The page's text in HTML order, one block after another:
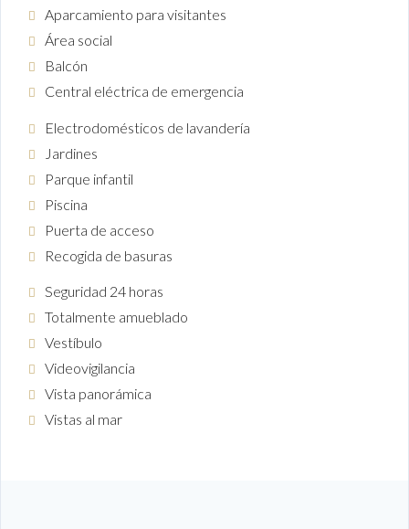
Aparcamiento para visitantes
Área social
Balcón
Central eléctrica de emergencia
Electrodomésticos de lavandería
Jardines
Parque infantil
Piscina
Puerta de acceso
Recogida de basuras
Seguridad 24 horas
Totalmente amueblado
Vestíbulo
Videovigilancia
Vista panorámica
Vistas al mar